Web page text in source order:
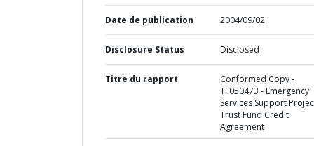
Date de publication 2004/09/02
Disclosure Status Disclosed
Titre du rapport
Conformed Copy -
TF050473 - Emergency
Services Support
Trust Fund Credit
Agreement